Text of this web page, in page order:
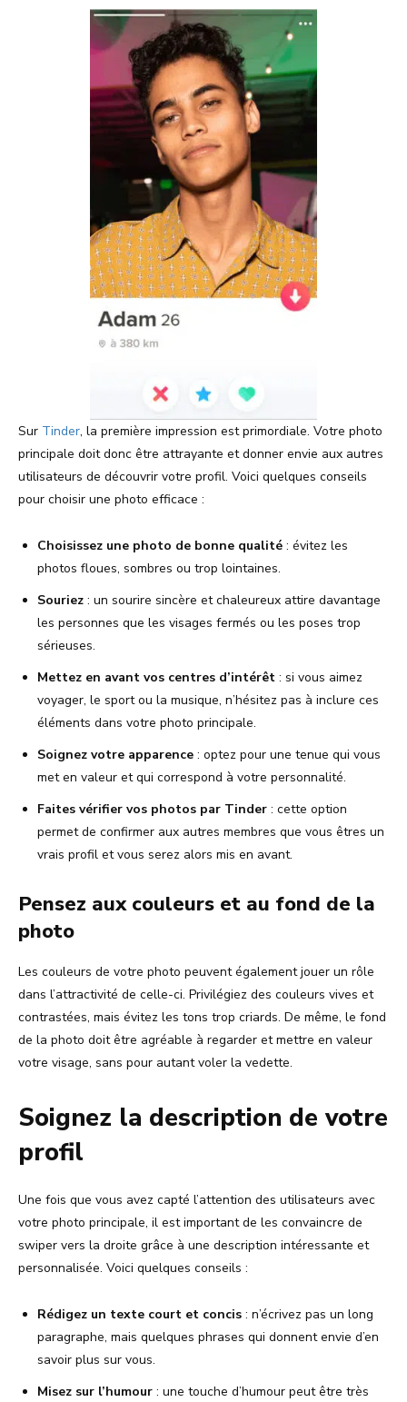
Sur Tinder, la première impression est primordiale. Votre photo
principale doit donc être attrayante et donner envie aux autres
utilisateurs de découvrir votre profil. Voici quelques conseils
pour choisir une photo efficace :
Choisissez une photo de bonne qualité : évitez les
photos floues, sombres ou trop lointaines.
Souriez : un sourire sincère et chaleureux attire davantage
les personnes que les visages fermés ou les poses trop
sérieuses.
Mettez en avant vos centres d’intérêt : si vous aimez
voyager, le sport ou la musique, n’hésitez pas à inclure ces
éléments dans votre photo principale.
Soignez votre apparence : optez pour une tenue qui vous
met en valeur et qui correspond à votre personnalité.
Faites vérifier vos photos par Tinder : cette option
permet de confirmer aux autres membres que vous êtres un
vrais profil et vous serez alors mis en avant.
Pensez aux couleurs et au fond de la
photo
Les couleurs de votre photo peuvent également jouer un rôle
dans l’attractivité de celle-ci. Privilégiez des couleurs vives et
contrastées, mais évitez les tons trop criards. De même, le fond
de la photo doit être agréable à regarder et mettre en valeur
votre visage, sans pour autant voler la vedette.
Soignez la description de votre
profil
Une fois que vous avez capté l’attention des utilisateurs avec
votre photo principale, il est important de les convaincre de
swiper vers la droite grâce à une description intéressante et
personnalisée. Voici quelques conseils :
Rédigez un texte court et concis : n’écrivez pas un long
paragraphe, mais quelques phrases qui donnent envie d’en
savoir plus sur vous.
Misez sur l’humour : une touche d’humour peut être très